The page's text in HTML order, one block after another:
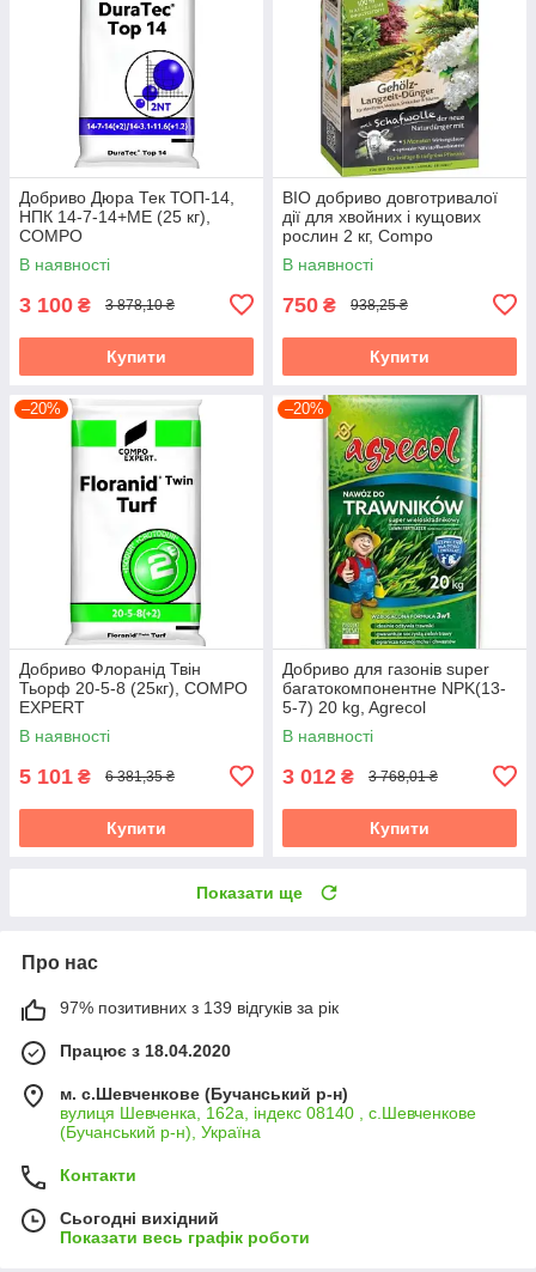
Добриво Дюра Тек ТОП-14,
НПК 14-7-14+МЕ (25 кг),
COMPO
В наявності
3 100 ₴ 3 878,10 ₴
Купити
BIO добриво довготривалої
дії для хвойних і кущових
рослин 2 кг, Compo
В наявності
750 ₴ 938,25 ₴
Купити
–20%
Добриво Флоранід Твін
Тьорф 20-5-8 (25кг), COMPO
EXPERT
В наявності
5 101 ₴ 6 381,35 ₴
Купити
–20%
Добриво для газонів super
багатокомпонентне NPK(13-
5-7) 20 kg, Agrecol
В наявності
3 012 ₴ 3 768,01 ₴
Купити
Показати ще
Про нас
97% позитивних з 139 відгуків за рік
Працює з 18.04.2020
м. с.Шевченкове (Бучанський р-н)
вулиця Шевченка, 162а, індекс 08140 , с.Шевченкове
(Бучанський р-н), Україна
Контакти
Сьогодні вихідний
Показати весь графік роботи